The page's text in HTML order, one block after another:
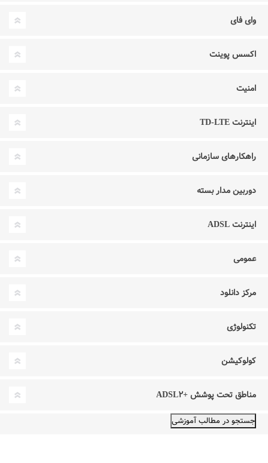
وای فای
اکسس پوینت
امنیت
اینترنت TD-LTE
راهکارهای سازمانی
دوربین مدار بسته
اینترنت ADSL
عمومی
مرکز دانلود
تکنولوژی
کولوکیشن
مناطق تحت پوشش +ADSL۲